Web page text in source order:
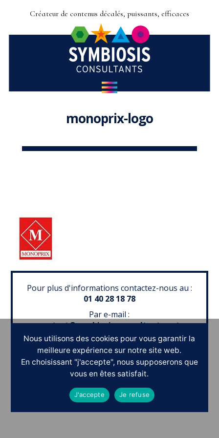
Créateur de contenus décalés, puissants, efficaces
monoprix-logo
Pour plus d'informations contactez-nous au :
01 40 28 18 78
Par e-mail :
contact@symbiosis-consultants.net
POURQUOI PASVO
Nous utilisons des cookies pour vous garantir la
meilleure expérience sur notre site web.
En choisissant "j'accepte", nous supposerons que
vous en êtes satisfait.
J'accepte Je refuse